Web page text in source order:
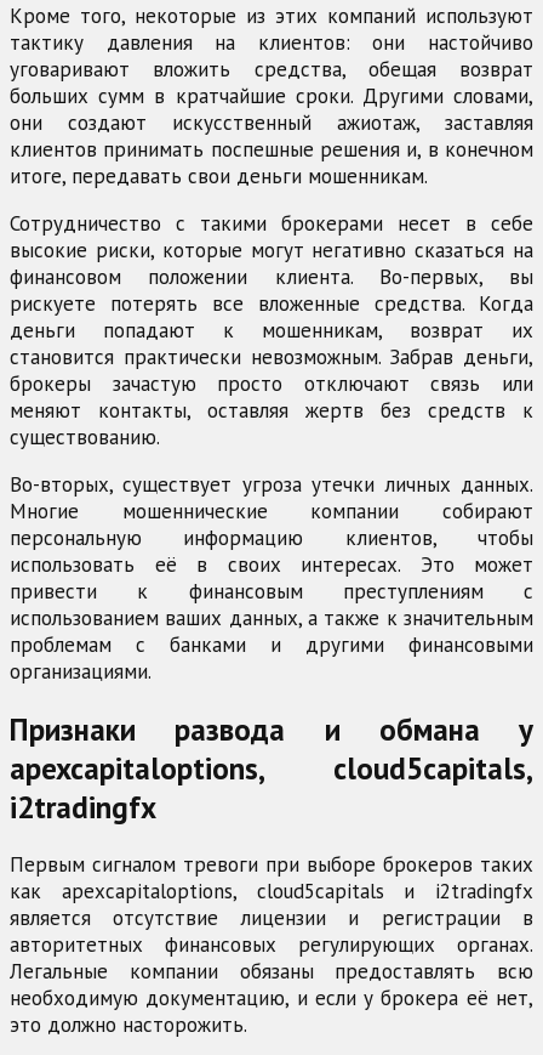
Кроме того, некоторые из этих компаний используют
тактику давления на клиентов: они настойчиво
уговаривают вложить средства, обещая возврат
больших сумм в кратчайшие сроки. Другими словами,
они создают искусственный ажиотаж, заставляя
клиентов принимать поспешные решения и, в конечном
итоге, передавать свои деньги мошенникам.
Сотрудничество с такими брокерами несет в себе
высокие риски, которые могут негативно сказаться на
финансовом положении клиента. Во-первых, вы
рискуете потерять все вложенные средства. Когда
деньги попадают к мошенникам, возврат их
становится практически невозможным. Забрав деньги,
брокеры зачастую просто отключают связь или
меняют контакты, оставляя жертв без средств к
существованию.
Во-вторых, существует угроза утечки личных данных.
Многие мошеннические компании собирают
персональную информацию клиентов, чтобы
использовать её в своих интересах. Это может
привести к финансовым преступлениям с
использованием ваших данных, а также к значительным
проблемам с банками и другими финансовыми
организациями.
Признаки развода и обмана у
apexcapitaloptions, cloud5capitals,
i2tradingfx
Первым сигналом тревоги при выборе брокеров таких
как apexcapitaloptions, cloud5capitals и i2tradingfx
является отсутствие лицензии и регистрации в
авторитетных финансовых регулирующих органах.
Легальные компании обязаны предоставлять всю
необходимую документацию, и если у брокера её нет,
это должно насторожить.